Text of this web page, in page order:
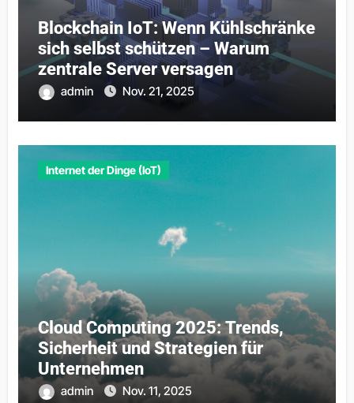
Blockchain IoT: Wenn Kühlschränke
sich selbst schützen – Warum
zentrale Server versagen
admin Nov. 21, 2025
Internet der Dinge (IoT)
Cloud Computing 2025: Trends,
Sicherheit und Strategien für
Unternehmen
admin Nov. 11, 2025